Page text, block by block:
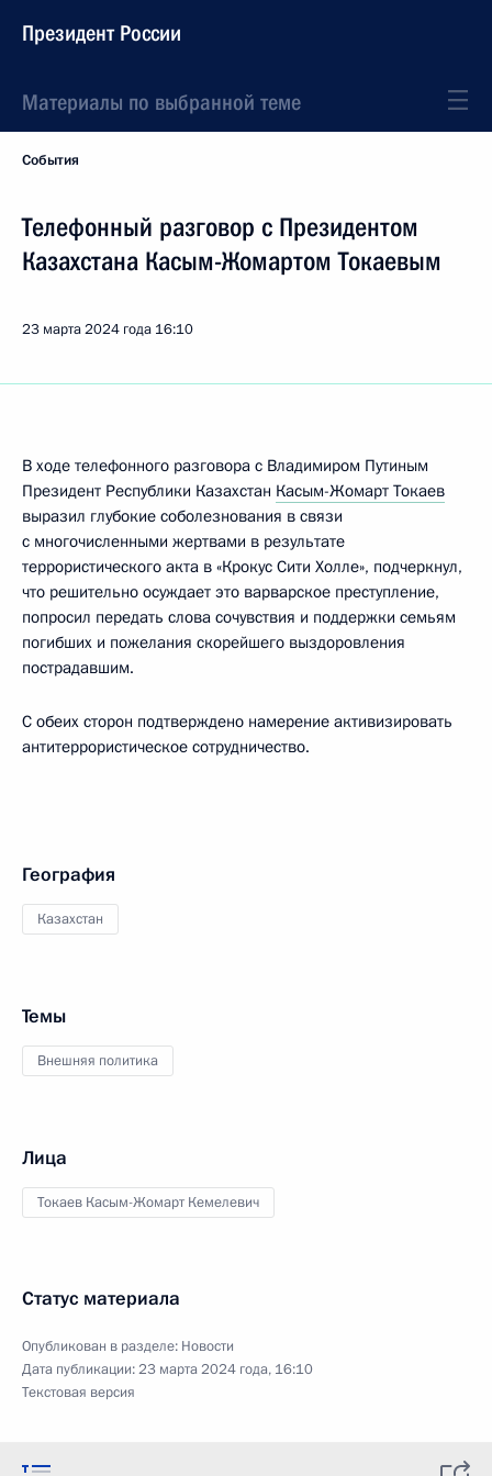
Президент России
Материалы по выбранной теме
События
Телефонный разговор с Президентом
Казахстана Касым-Жомартом Токаевым
23 марта 2024 года 16:10
В ходе телефонного разговора с Владимиром Путиным
Президент Республики Казахстан Касым-Жомарт Токаев
выразил глубокие соболезнования в связи
с многочисленными жертвами в результате
террористического акта в «Крокус Сити Холле», подчеркнул,
что решительно осуждает это варварское преступление,
попросил передать слова сочувствия и поддержки семьям
погибших и пожелания скорейшего выздоровления
пострадавшим.
С обеих сторон подтверждено намерение активизировать
антитеррористическое сотрудничество.
География
Казахстан
Темы
Внешняя политика
Лица
Токаев Касым-Жомарт Кемелевич
Статус материала
Опубликован в разделе: Новости
Дата публикации:23 марта 2024 года, 16:10
Текстовая версия